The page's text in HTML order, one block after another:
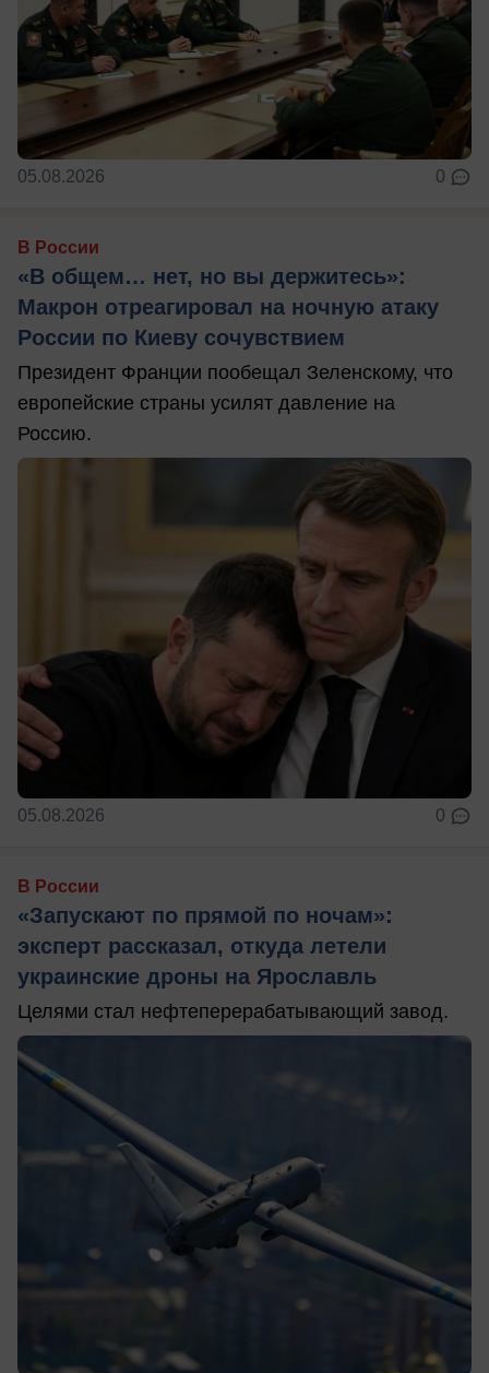
05.08.2026 0
В России
«В общем… нет, но вы держитесь»:
Макрон отреагировал на ночную атаку
России по Киеву сочувствием
Президент Франции пообещал Зеленскому, что
европейские страны усилят давление на
Россию.
05.08.2026 0
В России
«Запускают по прямой по ночам»:
эксперт рассказал, откуда летели
украинские дроны на Ярославль
Целями стал нефтеперерабатывающий завод.